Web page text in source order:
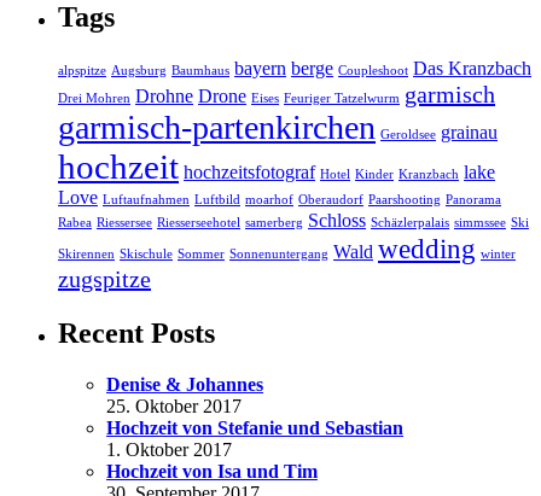
Tags
alpspitze Augsburg Baumhaus bayern berge Coupleshoot Das Kranzbach
Drei Mohren Drohne Drone Eises Feuriger Tatzelwurm garmisch
garmisch-partenkirchen Geroldsee grainau
hochzeit hochzeitsfotograf Hotel Kinder Kranzbach lake
Love Luftaufnahmen Luftbild moarhof Oberaudorf Paarshooting Panorama
Rabea Riessersee Riesserseehotel samerberg Schloss Schäzlerpalais simmssee Ski
Skirennen Skischule Sommer Sonnenuntergang Wald wedding winter
zugspitze
Recent Posts
Denise & Johannes
25. Oktober 2017
Hochzeit von Stefanie und Sebastian
1. Oktober 2017
Hochzeit von Isa und Tim